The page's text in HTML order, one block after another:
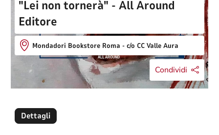
"Lei non tornerà" - All Around
Editore
Mondadori Bookstore Roma - c/o CC Valle Aura
Condividi
Dettagli